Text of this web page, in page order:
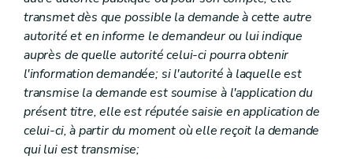
transmet dès que possible la demande à cette autre
autorité et en informe le demandeur ou lui indique
auprès de quelle autorité celui-ci pourra obtenir
l'information demandée; si l'autorité à laquelle est
transmise la demande est soumise à l'application du
présent titre, elle est réputée saisie en application de
celui-ci, à partir du moment où elle reçoit la demande
qui lui est transmise;